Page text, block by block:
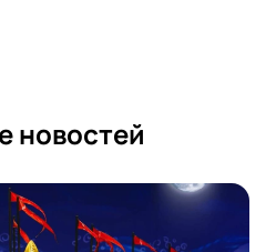
новостей